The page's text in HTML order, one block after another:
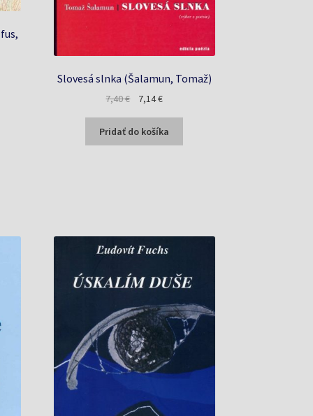
Slovesá slnka (Šalamun, Tomaž)
7,40€
Pôvodná
bola:
7,40 €.
7,14€Aktuálna
je:
7,14 €.
Pridať do košíka